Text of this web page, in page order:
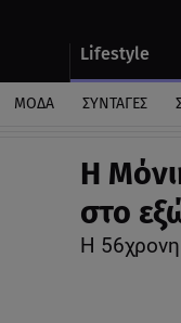
Lifestyle
ΜΟΔΑ ΣΥΝΤΑΓΕΣ
Η
στο
Η